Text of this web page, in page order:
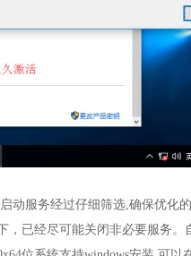
动服务经过仔细筛选,确保优化
，已经尽可能关闭非必要服务